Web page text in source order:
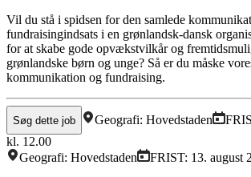
Vil du stå i spidsen for den samlede
fundraisingindsats i en grønlandsk-dansk
for at skabe gode opvækstvilkår og
grønlandske børn og unge? Så er du måske
kommunikation og fundraising.
Søg dette job Geografi: Hovedstaden
kl. 12.00
Geografi: Hovedstaden FRIST: 13. august